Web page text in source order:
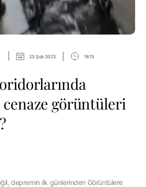
23 Şub 2023 18:15
görüntüleri
depremin ilk günlerinden Görüntülere